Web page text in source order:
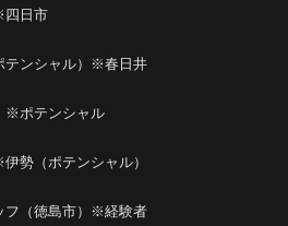
四日市
テンシャル）※春日井
※ポテンシャル
勢（ポテンシャル）
フ（徳島市）※経験者